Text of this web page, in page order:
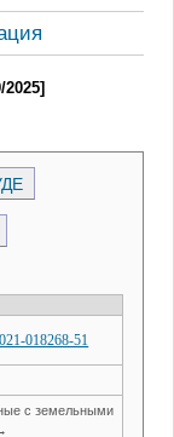
018268-51
с земельными